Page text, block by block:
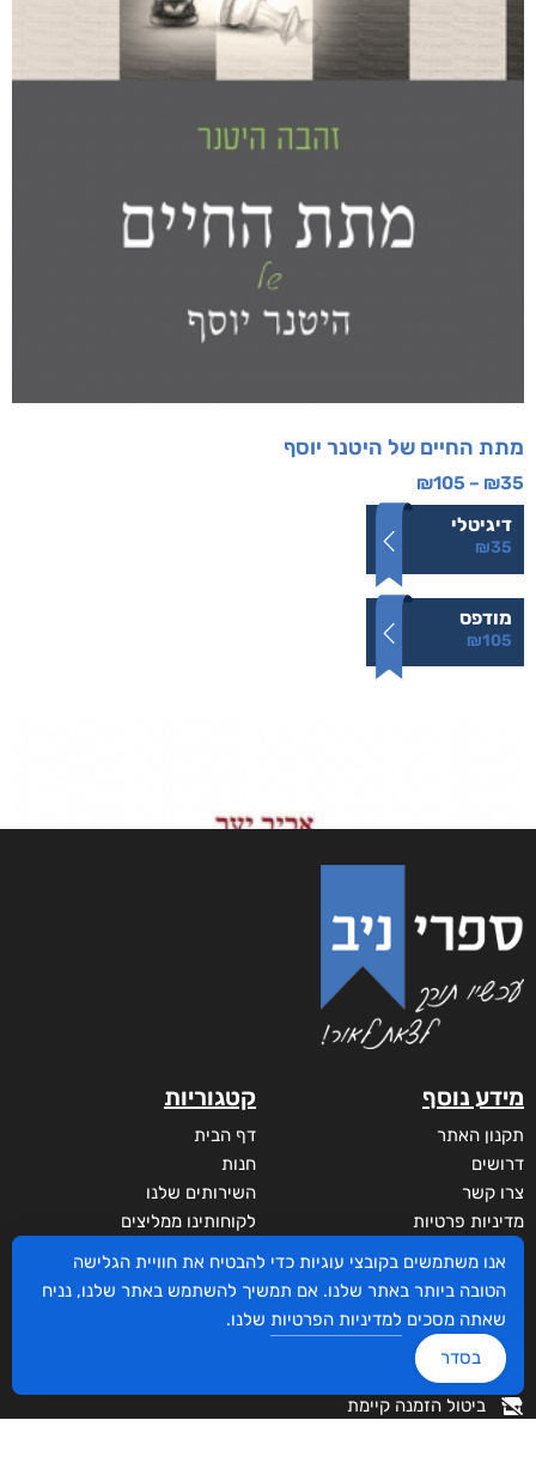
מתת החיים של היטנר יוסף
₪35
–
₪105
דיגיטלי
₪35
מודפס
₪105
מידע נוסף
תקנון האתר
דרושים
צרו קשר
מדיניות פרטיות
הצהרת נגישות
לקוחות
סביבת סופר
איזור אישי
ביטול הזמנה קיימת
קטגוריות
דף הבית
חנות
השירותים שלנו
לקוחותינו ממליצים
מי אנחנו?
אנו משתמשים בקובצי עוגיות כדי להבטיח את חוויית הגלישה
הטובה ביותר באתר שלנו. אם תמשיך להשתמש באתר שלנו, נניח
שאתה מסכים למדיניות הפרטיות שלנו.
בסדר